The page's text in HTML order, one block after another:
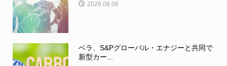
2026.08.06
ベラ、S&Pグローバル・エナジーと共同で
新型カー...